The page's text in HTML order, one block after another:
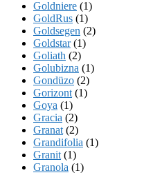
Goldniere (1)
GoldRus (1)
Goldsegen (2)
Goldstar(1)
Goliath (2)
Golubizna (1)
Gondüzo (2)
Gorizont (1)
Goya (1)
Gracia (2)
Granat (2)
Grandifolia (1)
Granit (1)
Granola (1)